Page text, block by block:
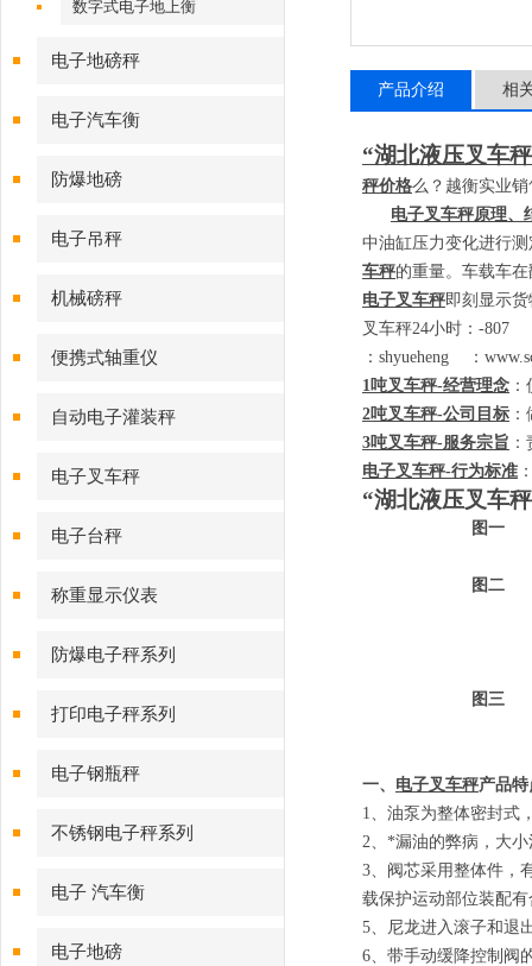
数字式电子地上衡
电子地磅秤
电子汽车衡
防爆地磅
电子吊秤
机械磅秤
便携式轴重仪
自动电子灌装秤
电子叉车秤
电子台秤
称重显示仪表
防爆电子秤系列
打印电子秤系列
电子钢瓶秤
不锈钢电子秤系列
电子 汽车衡
电子地磅
产品介绍 相
“湖北液压叉车
秤价格么？越衡实业
电子叉车秤原理、
中油缸压力变化进行
车秤的重量。车载车
电子叉车秤即刻显示
叉车秤24小时： -
： shyueheng ：
1吨叉车秤-经营理念
2吨叉车秤-公司目标
3吨叉车秤-服务宗旨
电子叉车秤-行为标准
“湖北液压叉车
图一
图二
图三
一、 电子叉车秤产品特
1、 油泵为整体密封式
2、 *漏油的弊病，大
3、 阀芯采用整体件，
载保护运动部位装配
5、 尼龙进入滚子和退
6、 带手动缓降控制阀